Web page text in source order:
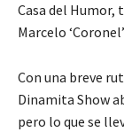
Casa del Humor,
Marcelo
Con una breve
Dinamita Show
pero lo que se